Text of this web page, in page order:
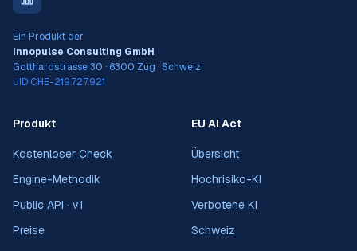
Ein Produkt der
Innopulse Consulting GmbH
Gotthardstrasse 30 · 6300 Zug · Schweiz
UID CHE-219.727.921
Produkt
Kostenloser Check
Engine-Methodik
Public API · v1
Preise
EU AI Act
Übersicht
Hochrisiko-KI
Verbotene KI
Schweiz